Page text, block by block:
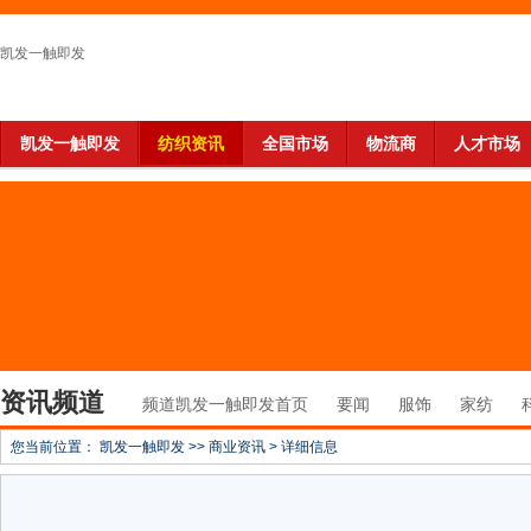
凯发一触即发
凯发一触即发 纺织资讯 全国市场 物流商 人才市场
资讯频道 频道凯发一触即发首页 要闻 服饰 家纺
您当前位置： 凯发一触即发 >> 商业资讯 > 详细信息